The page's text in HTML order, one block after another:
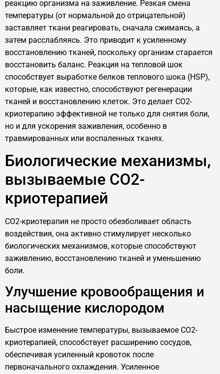
реакцию организма на заживление. Резкая смена
температуры (от нормальной до отрицательной)
заставляет ткани реагировать, сначала сжимаясь, а
затем расслабляясь. Это приводит к усиленному
восстановлению тканей, поскольку организм старается
восстановить баланс. Реакция на тепловой шок
способствует выработке белков теплового шока (HSP),
которые, как известно, способствуют регенерации
тканей и восстановлению клеток. Это делает CO2-
криотерапию эффективной не только для снятия боли,
но и для ускорения заживления, особенно в
травмированных или воспаленных тканях.
Биологические механизмы,
вызываемые CO2-
криотерапией
CO2-криотерапия не просто обезболивает область
воздействия, она активно стимулирует несколько
биологических механизмов, которые способствуют
заживлению, восстановлению тканей и уменьшению
боли.
Улучшение кровообращения и
насыщение кислородом
Быстрое изменение температуры, вызываемое CO2-
криотерапией, способствует расширению сосудов,
обеспечивая усиленный кровоток после
первоначального охлаждения. Усиленное